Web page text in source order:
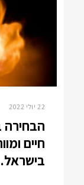
22 יולי 2022
הבחירה
חיים